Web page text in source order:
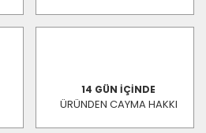
14 GÜN İÇİNDE
ÜRÜNDEN CAYMA HAKKI